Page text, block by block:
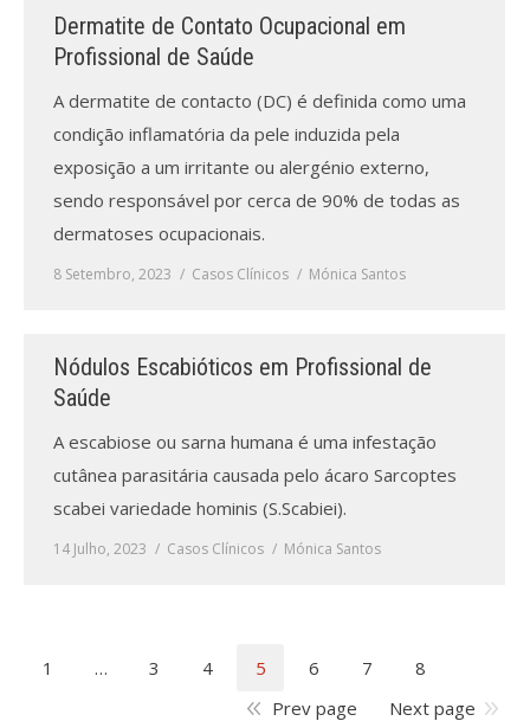
Dermatite de Contato Ocupacional em
Profissional de Saúde
A dermatite de contacto (DC) é definida como uma
condição inflamatória da pele induzida pela
exposição a um irritante ou alergénio externo,
sendo responsável por cerca de 90% de todas as
dermatoses ocupacionais.
8 Setembro, 2023 Casos Clínicos Mónica Santos
Nódulos Escabióticos em Profissional de
Saúde
A escabiose ou sarna humana é uma infestação
cutânea parasitária causada pelo ácaro Sarcoptes
scabei variedade hominis (S.Scabiei).
14 Julho, 2023 Casos Clínicos Mónica Santos
1 … 3 4 5 6 7
8
Prev page
Next page